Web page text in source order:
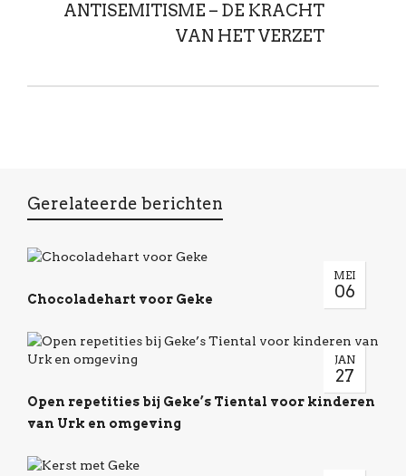
ANTISEMITISME – DE KRACHT
VAN HET VERZET
Gerelateerde berichten
MEI
06
Chocoladehart voor Geke
JAN
27
Open repetities bij Geke’s Tiental voor kinderen
van Urk en omgeving